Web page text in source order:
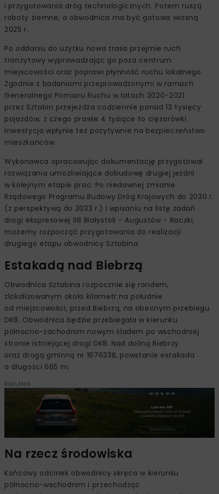
i przygotowania dróg technologicznych. Potem ruszą
roboty ziemne, a obwodnica ma być gotowa wiosną
2025 r.
Po oddaniu do użytku nowa trasa przejmie ruch
tranzytowy wyprowadzając go poza centrum
miejscowości oraz poprawi płynność ruchu lokalnego.
Zgodnie z badaniami przeprowadzonymi w ramach
Generalnego Pomiaru Ruchu w latach 2020-2021
przez Sztabin przejeżdża codziennie ponad 13 tysięcy
pojazdów, z czego prawie 4 tysiące to ciężarówki.
Inwestycja wpłynie też pozytywnie na bezpieczeństwo
mieszkańców.
Wykonawca opracowując dokumentację przygotował
rozwiązania umożliwiające dobudowę drugiej jezdni
w kolejnym etapie prac. Po niedawnej zmianie
Rządowego Programu Budowy Dróg Krajowych do 2030 r.
(z perspektywą do 2033 r.) i wpisaniu na listę zadań
drogi ekspresowej S8 Białystok - Augustów - Raczki,
możemy rozpocząć przygotowania do realizacji
drugiego etapu obwodnicy Sztabina.
Estakadą nad Biebrzą
Obwodnica Sztabina rozpocznie się rondem,
zlokalizowanym około kilometr na południe
od miejscowości, przed Biebrzą, na obecnym przebiegu
DK8. Obwodnica będzie przebiegała w kierunku
północno-zachodnim nowym śladem po wschodniej
stronie istniejącej drogi DK8. Nad doliną Biebrzy
oraz drogą gminną nr 167633B, powstanie estakada
o długości 665 m.
REKLAMA
Na rzecz środowiska
Końcowy odcinek obwodnicy skręca w kierunku
północno-wschodnim i przechodząc